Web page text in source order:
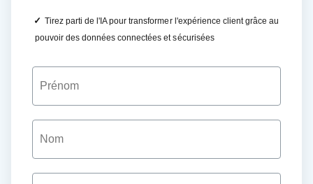
✓ Tirez parti de l'IA pour transformer l'expérience client grâce au
pouvoir des données connectées et sécurisées